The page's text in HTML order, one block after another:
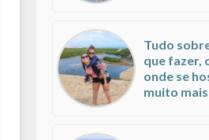
Tudo
que fazer,
onde se
muito mais